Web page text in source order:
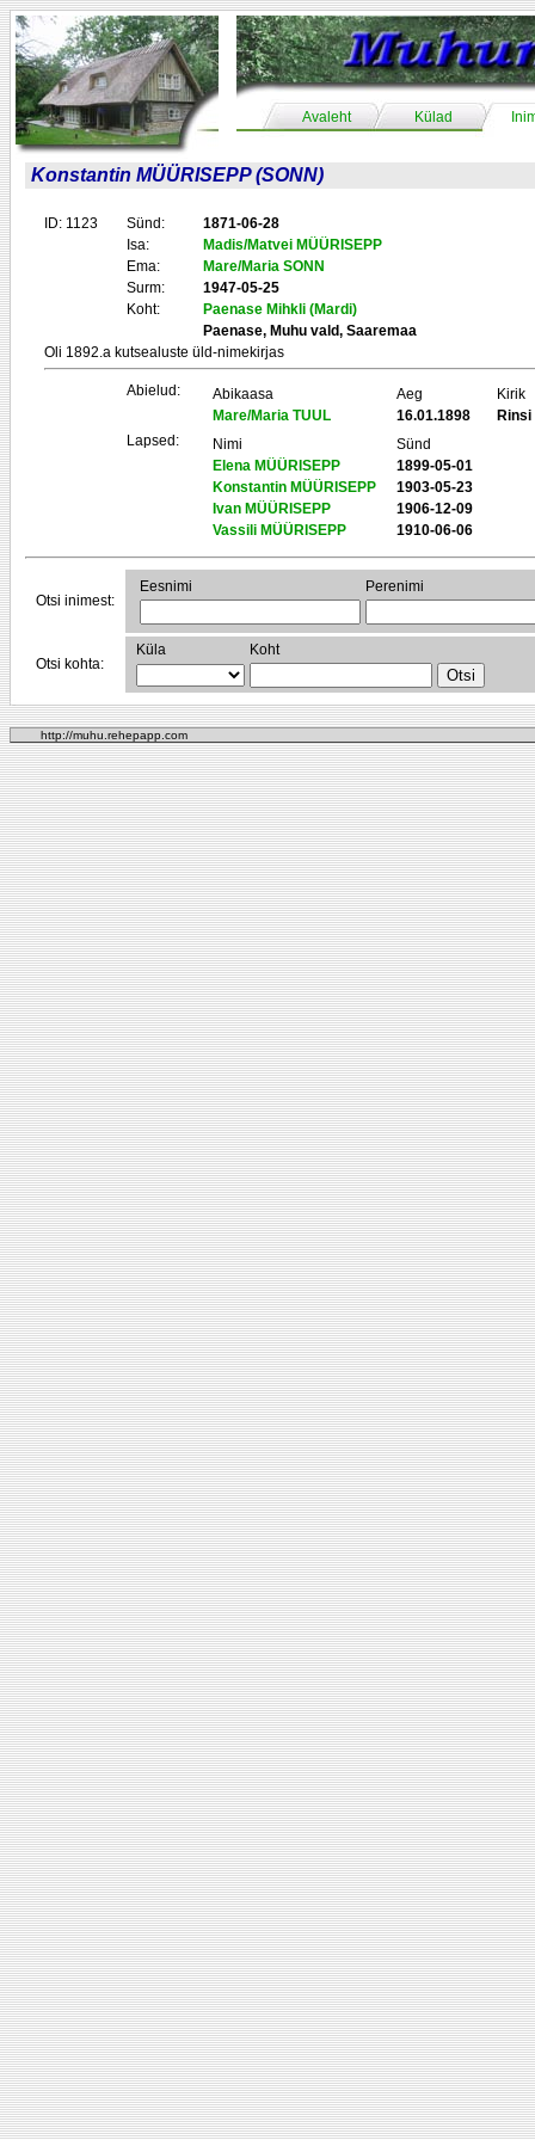
Avaleht Külad
Konstantin MÜÜRISEPP (SONN)
ID: 1123 Sünd:
1871-06-28
Isa:
Madis/Matvei MÜÜRISEPP
Ema:
Mare/Maria SONN
Surm:
1947-05-25
Koht:
Paenase Mihkli (Mardi)
Paenase, Muhu vald, Saaremaa
Oli 1892.a kutsealuste üld-nimekirjas
Abielud: Abikaasa Aeg
Kirik
Mare/Maria TUUL
16.01.1898
Rinsi
Lapsed:
Nimi
Sünd
Elena MÜÜRISEPP
1899-05-01
Konstantin MÜÜRISEPP
1903-05-23
Ivan MÜÜRISEPP
1906-12-09
Vassili MÜÜRISEPP
1910-06-06
Otsi inimest:
Eesnimi Perenimi
Otsi kohta:
Küla Koht
http://muhu.rehepapp.com